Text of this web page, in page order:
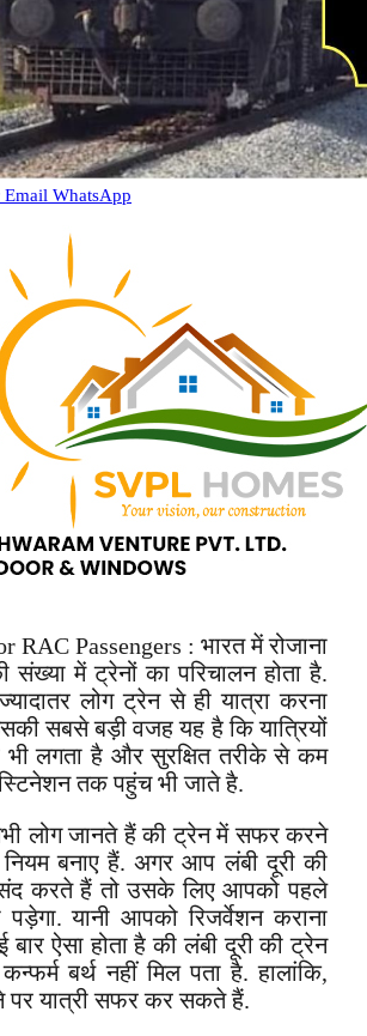
Email WhatsApp
RAC Passengers : भारत में रोजाना
संख्या में ट्रेनों का परिचालन होता है.
लोग ट्रेन से ही यात्रा करना
सबसे बड़ी वजह यह है कि यात्रियों
भी लगता है और सुरक्षित तरीके से कम
तक पहुंच भी जाते है.
लोग जानते हैं की ट्रेन में सफर करने
बनाए हैं. अगर आप लंबी दूरी की
करते हैं तो उसके लिए आपको पहले
पड़ेगा. यानी आपको रिजर्वेशन कराना
ऐसा होता है की लंबी दूरी की ट्रेन
बर्थ नहीं मिल पता है. हालांकि,
पर यात्री सफर कर सकते हैं.